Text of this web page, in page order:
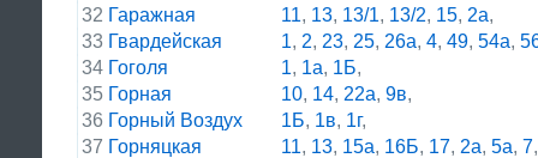
32 Гаражная 11, 13, 13/1, 13/2, 15, 2а,
33 Гвардейская 1, 2, 23, 25, 26а, 4, 49, 54а,
34 Гоголя 1, 1а, 1Б,
35 Горная 10, 14, 22а, 9в,
36 Горный Воздух 1Б, 1в, 1г,
37 Горняцкая 11, 13, 15а, 16Б, 17, 2а, 5а, 7